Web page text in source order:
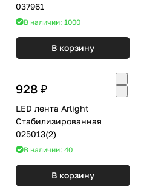
037961
В наличии: 1000
В корзину
928 ₽
LED лента Arlight
Стабилизированная
025013(2)
В наличии: 40
В корзину